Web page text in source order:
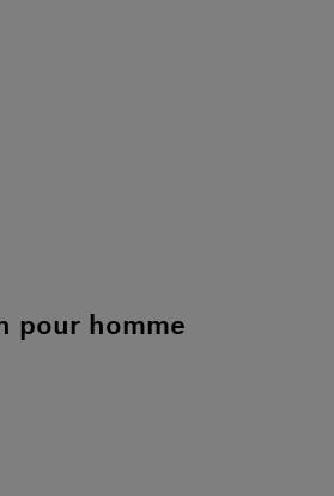
pour homme